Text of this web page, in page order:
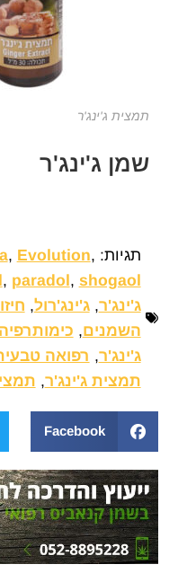
תמצית ג'ינג'ר
שמן ג'ינג'ר
תגיות: , Evolution,
, paradol, shogaol
ג'ינג'ר,ג'ינג'רול,
השמנים,
ג'ינג'ר, רפואה
תמצית ג'ינג'ר,
Facebook